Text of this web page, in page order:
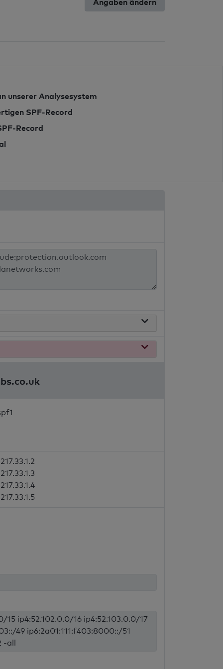
Angaben ändern
unserer Analysesystem
SPF-Record
Record
ip4:52.102.0.0/16 ip4:52.103.0.0/17
49 ip6:2a01:111:f403:8000::/51
all